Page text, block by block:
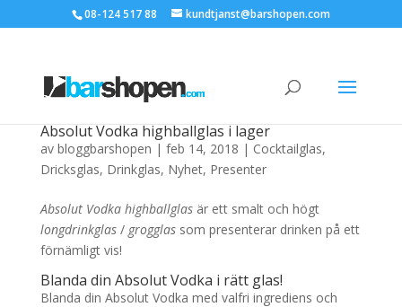
08-124 517 88 kundtjanst@barshopen.com
Absolut Vodka highballglas i lager
av bloggbarshopen | feb 14, 2018 | Cocktailglas,
Dricksglas, Drinkglas, Nyhet, Presenter
Absolut Vodka highballglasär ett smalt och högt
longdrinkglas/ grogglassom presenterar drinken på ett
förnämligt vis!
Blanda din Absolut Vodka i rätt glas!
Blanda din Absolut Vodka med valfri ingrediens och